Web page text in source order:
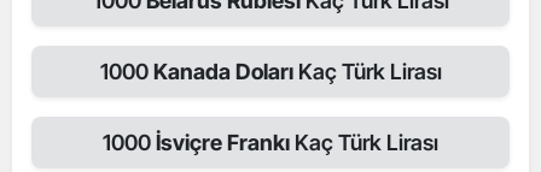
1000Kanada DolarıKaç Türk Lirası
1000İsviçre Frankı Kaç Türk Lirası